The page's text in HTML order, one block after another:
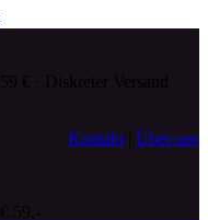
Kontakt
Über uns